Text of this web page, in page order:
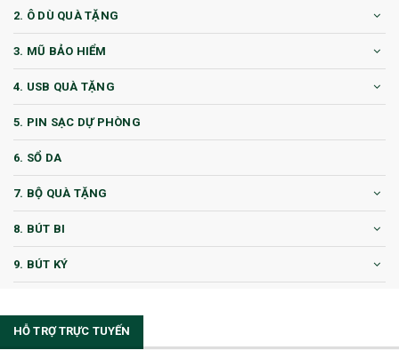
2. Ô DÙ QUÀ TẶNG
3. MŨ BẢO HIỂM
4. USB QUÀ TẶNG
5. PIN SẠC DỰ PHÒNG
6. SỔ DA
7. BỘ QUÀ TẶNG
8. BÚT BI
9. BÚT KÝ
11. CỐC/BÌNH GIỮ NHIỆT
HỖ TRỢ TRỰC TUYẾN